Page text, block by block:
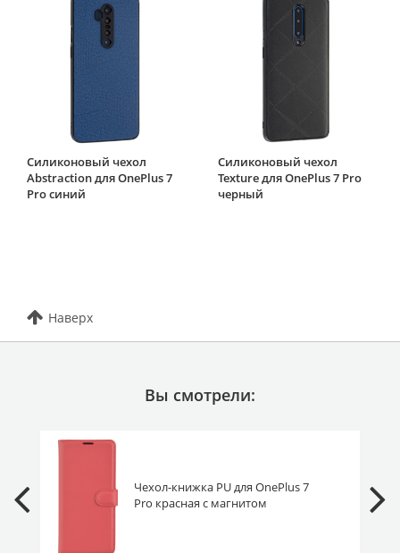
Силиконовый чехол
Abstraction для OnePlus 7
Pro синий
Силиконовый чехол
Texture для OnePlus 7 Pro
черный
Наверх
Вы смотрели:
Чехол-книжка PU для OnePlus 7
Pro красная с магнитом